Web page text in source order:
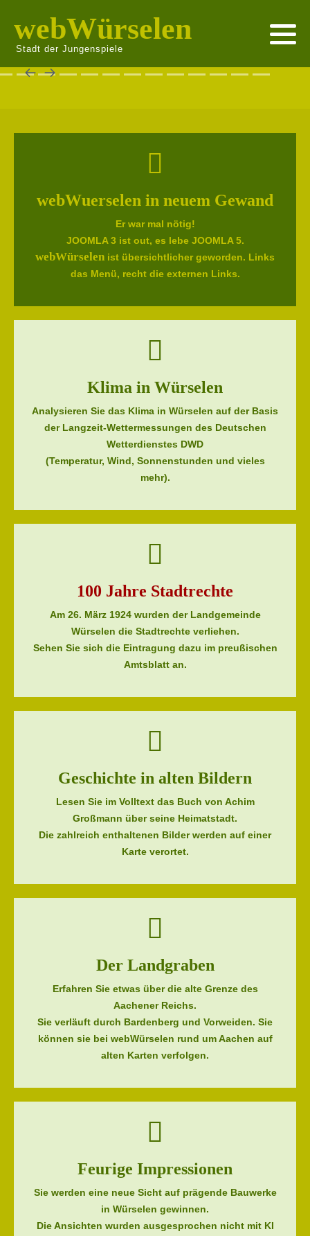
webWürselen
Stadt der Jungenspiele
webWuerselen in neuem Gewand
Er war mal nötig!
JOOMLA 3 ist out, es lebe JOOMLA 5.
webWürselen ist übersichtlicher geworden. Links
das Menü, recht die externen Links.
Klima in Würselen
Analysieren Sie das Klima in Würselen auf der Basis
der Langzeit-Wettermessungen des Deutschen
Wetterdienstes DWD
(Temperatur, Wind, Sonnenstunden und vieles
mehr).
100 Jahre Stadtrechte
Am 26. März 1924 wurden der Landgemeinde
Würselen die Stadtrechte verliehen.
Sehen Sie sich die Eintragung dazu im preußischen
Amtsblatt an.
Geschichte in alten Bildern
Lesen Sie im Volltext das Buch von Achim
Großmann über seine Heimatstadt.
Die zahlreich enthaltenen Bilder werden auf einer
Karte verortet.
Der Landgraben
Erfahren Sie etwas über die alte Grenze des
Aachener Reichs.
Sie verläuft durch Bardenberg und Vorweiden. Sie
können sie bei webWürselen rund um Aachen auf
alten Karten verfolgen.
Feurige Impressionen
Sie werden eine neue Sicht auf prägende Bauwerke
in Würselen gewinnen.
Die Ansichten wurden ausgesprochen nicht mit KI